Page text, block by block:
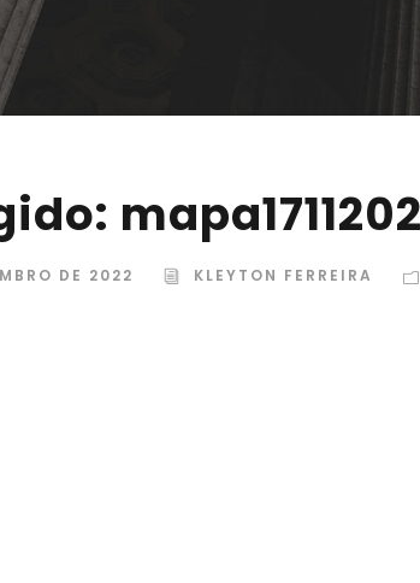
mapa1711202
DE 2022 KLEYTON FERREIRA